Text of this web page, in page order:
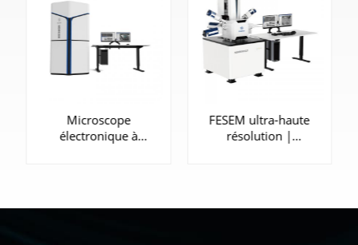
Microscope
électronique à
FESEM ultra-haute
résolution |